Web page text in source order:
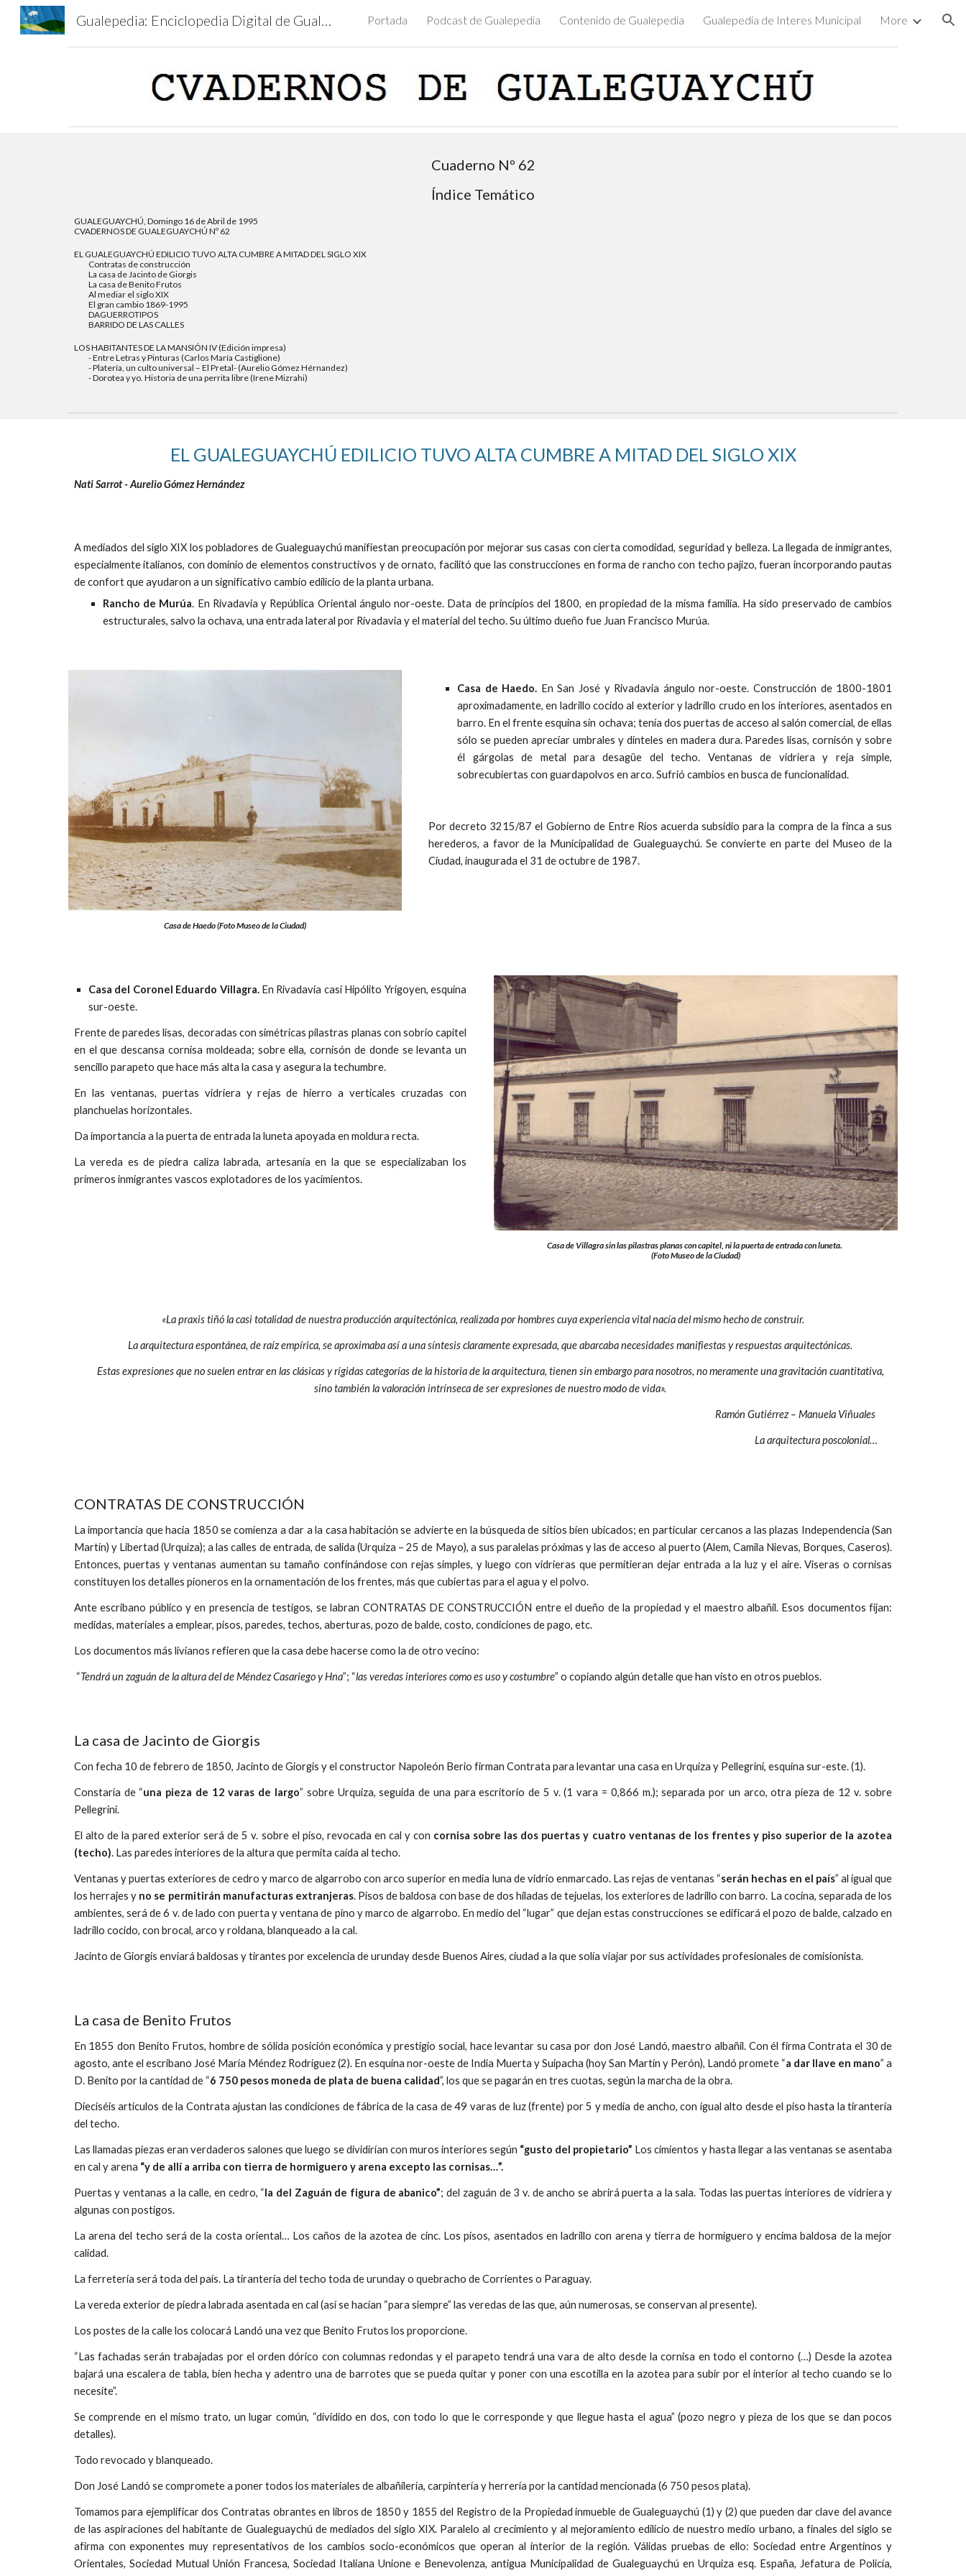
Skip to main content Skip to navigation
Gualepedia: Enciclopedia Digital de Gualeguaychú Portada Podcast de Gualepedia Contenido de Gualepedia Gualepedia de Interes Municipal More
Cuaderno Nº 62
Índice Temático
GUALEGUAYCHÚ, Domingo 16 de Abril de 1995
CVADERNOS DE GUALEGUAYCHÚ Nº 62
EL GUALEGUAYCHÚ EDILICIO TUVO ALTA CUMBRE A MITAD DEL SIGLO XIX
Contratas de construcción
La casa de Jacinto de Giorgis
La casa de Benito Frutos
Al mediar el siglo XIX
El gran cambio 1869-1995
DAGUERROTIPOS
BARRIDO DE LAS CALLES
LOS HABITANTES DE LA MANSIÓN IV (Edición impresa)
- Entre Letras y Pinturas (Carlos María Castiglione)
- Platería, un culto universal – El Pretal- (Aurelio Gómez Hérnandez)
- Dorotea y yo. Historia de una perrita libre (Irene Mizrahi)
EL GUALEGUAYCHÚ EDILICIO TUVO ALTA CUMBRE A MITAD DEL SIGLO XIX
Nati Sarrot - Aurelio Gómez Hernández
A mediados del siglo XIX los pobladores de Gualeguaychú manifiestan preocupación por mejorar sus casas con cierta comodidad, seguridad y belleza. La llegada de inmigrantes,
especialmente italianos, con dominio de elementos constructivos y de ornato, facilitó que las construcciones en forma de rancho con techo pajizo, fueran incorporando pautas
de confort que ayudaron a un significativo cambio edilicio de la planta urbana.
Rancho de Murúa. En Rivadavia y República Oriental ángulo nor-oeste. Data de principios del 1800, en propiedad de la misma familia. Ha sido preservado de cambios
estructurales, salvo la ochava, una entrada lateral por Rivadavia y el material del techo. Su último dueño fue Juan Francisco Murúa.
Casa de Haedo (Foto Museo de la Ciudad)
Casa de Haedo. En San José y Rivadavia ángulo nor-oeste. Construcción de 1800-1801
aproximadamente, en ladrillo cocido al exterior y ladrillo crudo en los interiores, asentados en
barro. En el frente esquina sin ochava; tenía dos puertas de acceso al salón comercial, de ellas
sólo se pueden apreciar umbrales y dinteles en madera dura. Paredes lisas, cornisón y sobre
él gárgolas de metal para desagüe del techo. Ventanas de vidriera y reja simple,
sobrecubiertas con guardapolvos en arco. Sufrió cambios en busca de funcionalidad.
Por decreto 3215/87 el Gobierno de Entre Ríos acuerda subsidio para la compra de la finca a sus
herederos, a favor de la Municipalidad de Gualeguaychú. Se convierte en parte del Museo de la
Ciudad, inaugurada el 31 de octubre de 1987.
Casa del Coronel Eduardo Villagra.En Rivadavia casi Hipólito Yrigoyen, esquina
sur-oeste.
Frente de paredes lisas, decoradas con simétricas pilastras planas con sobrio capitel
en el que descansa cornisa moldeada; sobre ella, cornisón de donde se levanta un
sencillo parapeto que hace más alta la casa y asegura la techumbre.
En las ventanas, puertas vidriera y rejas de hierro a verticales cruzadas con
planchuelas horizontales.
Da importancia a la puerta de entrada la luneta apoyada en moldura recta.
La vereda es de piedra caliza labrada, artesanía en la que se especializaban los
primeros inmigrantes vascos explotadores de los yacimientos.
Casa de Villagra sin las pilastras planas con capitel, ni la puerta de entrada con luneta.
(Foto Museo de la Ciudad)
«La praxis tiñó la casi totalidad de nuestra producción arquitectónica, realizada por hombres cuya experiencia vital nacía del mismo hecho de construir.
La arquitectura espontánea, de raíz empírica, se aproximaba así a una síntesis claramente expresada, que abarcaba necesidades manifiestas y respuestas arquitectónicas.
Estas expresiones que no suelen entrar en las clásicas y rígidas categorías de la historia de la arquitectura, tienen sin embargo para nosotros, no meramente una gravitación cuantitativa,
sino también la valoración intrínseca de ser expresiones de nuestro modo de vida».
Ramón Gutiérrez – Manuela Viñuales
La arquitectura poscolonial…
CONTRATAS DE CONSTRUCCIÓN
La importancia que hacia 1850 se comienza a dar a la casa habitación se advierte en la búsqueda de sitios bien ubicados; en particular cercanos a las plazas Independencia (San
Martín) y Libertad (Urquiza); a las calles de entrada, de salida (Urquiza – 25 de Mayo), a sus paralelas próximas y las de acceso al puerto (Alem, Camila Nievas, Borques, Caseros).
Entonces, puertas y ventanas aumentan su tamaño confinándose con rejas simples, y luego con vidrieras que permitieran dejar entrada a la luz y el aire. Viseras o cornisas
constituyen los detalles pioneros en la ornamentación de los frentes, más que cubiertas para el agua y el polvo.
Ante escribano público y en presencia de testigos, se labran CONTRATAS DE CONSTRUCCIÓN entre el dueño de la propiedad y el maestro albañil. Esos documentos fijan:
medidas, materiales a emplear, pisos, paredes, techos, aberturas, pozo de balde, costo, condiciones de pago, etc.
Los documentos más livianos refieren que la casa debe hacerse como la de otro vecino:
“Tendrá un zaguán de la altura del de Méndez Casariego y Hna”; “las veredas interiores como es uso y costumbre” o copiando algún detalle que han visto en otros pueblos.
La casa de Jacinto de Giorgis
Con fecha 10 de febrero de 1850, Jacinto de Giorgis y el constructor Napoleón Berio firman Contrata para levantar una casa en Urquiza y Pellegrini, esquina sur-este. (1).
Constaría de “una pieza de 12 varas de largo” sobre Urquiza, seguida de una para escritorio de 5 v. (1 vara = 0,866 m.); separada por un arco, otra pieza de 12 v. sobre
Pellegrini.
El alto de la pared exterior será de 5 v. sobre el piso, revocada en cal y con cornisa sobre las dos puertas y cuatro ventanas de los frentes y piso superior de la azotea
(techo). Las paredes interiores de la altura que permita caída al techo.
Ventanas y puertas exteriores de cedro y marco de algarrobo con arco superior en media luna de vidrio enmarcado. Las rejas de ventanas “serán hechas en el país” al igual que
los herrajes y no se permitirán manufacturas extranjeras. Pisos de baldosa con base de dos hiladas de tejuelas, los exteriores de ladrillo con barro. La cocina, separada de los
ambientes, será de 6 v. de lado con puerta y ventana de pino y marco de algarrobo. En medio del “lugar” que dejan estas construcciones se edificará el pozo de balde, calzado en
ladrillo cocido, con brocal, arco y roldana, blanqueado a la cal.
Jacinto de Giorgis enviará baldosas y tirantes por excelencia de urunday desde Buenos Aires, ciudad a la que solía viajar por sus actividades profesionales de comisionista.
La casa de Benito Frutos
En 1855 don Benito Frutos, hombre de sólida posición económica y prestigio social, hace levantar su casa por don José Landó, maestro albañil. Con él firma Contrata el 30 de
agosto, ante el escribano José María Méndez Rodríguez (2). En esquina nor-oeste de India Muerta y Suipacha (hoy San Martín y Perón), Landó promete “a dar llave en mano” a
D. Benito por la cantidad de “6 750 pesos moneda de plata de buena calidad”, los que se pagarán en tres cuotas, según la marcha de la obra.
Dieciséis artículos de la Contrata ajustan las condiciones de fábrica de la casa de 49 varas de luz (frente) por 5 y media de ancho, con igual alto desde el piso hasta la tirantería
del techo.
Las llamadas piezas eran verdaderos salones que luego se dividirían con muros interiores según “gusto del propietario” Los cimientos y hasta llegar a las ventanas se asentaba
en cal y arena “y de allí a arriba con tierra de hormiguero y arena excepto las cornisas…”.
Puertas y ventanas a la calle, en cedro, “la del Zaguán de figura de abanico”; del zaguán de 3 v. de ancho se abrirá puerta a la sala. Todas las puertas interiores de vidriera y
algunas con postigos.
La arena del techo será de la costa oriental… Los caños de la azotea de cinc. Los pisos, asentados en ladrillo con arena y tierra de hormiguero y encima baldosa de la mejor
calidad.
La ferretería será toda del país. La tirantería del techo toda de urunday o quebracho de Corrientes o Paraguay.
La vereda exterior de piedra labrada asentada en cal (así se hacían “para siempre” las veredas de las que, aún numerosas, se conservan al presente).
Los postes de la calle los colocará Landó una vez que Benito Frutos los proporcione.
“Las fachadas serán trabajadas por el orden dórico con columnas redondas y el parapeto tendrá una vara de alto desde la cornisa en todo el contorno (…) Desde la azotea
bajará una escalera de tabla, bien hecha y adentro una de barrotes que se pueda quitar y poner con una escotilla en la azotea para subir por el interior al techo cuando se lo
necesite”.
Se comprende en el mismo trato, un lugar común, “dividido en dos, con todo lo que le corresponde y que llegue hasta el agua” (pozo negro y pieza de los que se dan pocos
detalles).
Todo revocado y blanqueado.
Don José Landó se compromete a poner todos los materiales de albañilería, carpintería y herrería por la cantidad mencionada (6 750 pesos plata).
Tomamos para ejemplificar dos Contratas obrantes en libros de 1850 y 1855 del Registro de la Propiedad inmueble de Gualeguaychú (1) y (2) que pueden dar clave del avance
de las aspiraciones del habitante de Gualeguaychú de mediados del siglo XIX. Paralelo al crecimiento y al mejoramiento edilicio de nuestro medio urbano, a finales del siglo se
afirma con exponentes muy representativos de los cambios socio-económicos que operan al interior de la región. Válidas pruebas de ello: Sociedad entre Argentinos y
Orientales, Sociedad Mutual Unión Francesa, Sociedad Italiana Unione e Benevolenza, antigua Municipalidad de Gualeguaychú en Urquiza esq. España, Jefatura de Policía,